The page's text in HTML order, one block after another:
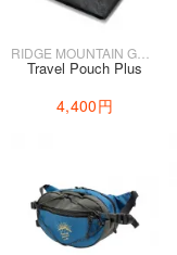
Travel Pouch Plus
4,400円